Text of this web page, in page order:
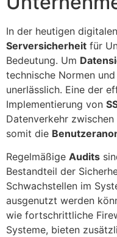
In der heutigen
Serversicherheit für
Bedeutung. Um
technische Normen
unerlässlich. Eine der
Implementierung von
Datenverkehr
somit die
Regelmäßige Audits
Bestandteil der
Schwachstellen im
ausgenutzt werden
wie fortschrittliche
Systeme, bieten